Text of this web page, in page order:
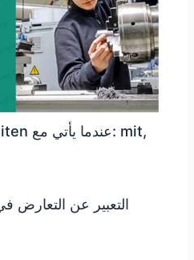
التعبير عن التعارض